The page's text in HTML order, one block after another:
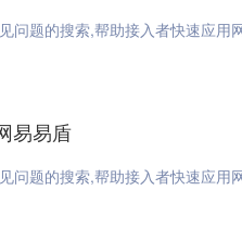
问题的搜索,帮助接入者快速应用
易易盾
问题的搜索,帮助接入者快速应用